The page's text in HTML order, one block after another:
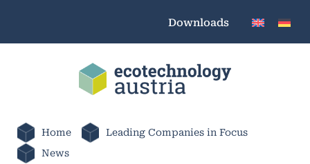
Downloads
Home
Leading Companies in Focus
News